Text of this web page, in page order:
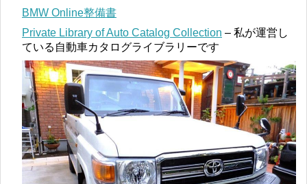
BMW Online整備書
Private Library of Auto Catalog Collection – 私が運営し
ている自動車カタログライブラリーです